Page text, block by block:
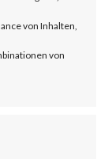
von Inhalten,
von
Link